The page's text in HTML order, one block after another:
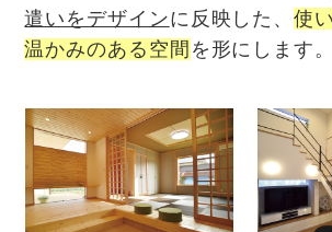
遣いをデザインに反映した、使
温かみのある空間 を形にします。